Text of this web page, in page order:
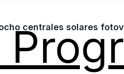
centrales solares